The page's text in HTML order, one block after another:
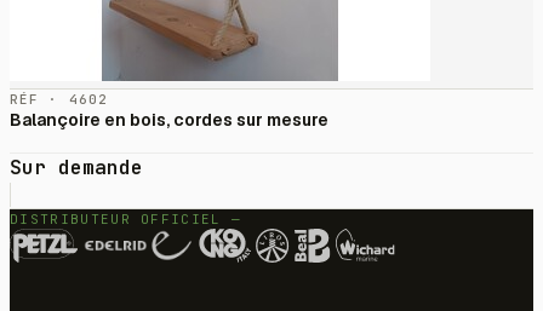
RÉF · 4602
Balançoire en bois, cordes sur mesure
Sur demande
DISTRIBUTEUR OFFICIEL —